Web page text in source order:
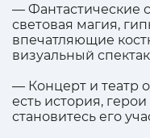
— Фантастические
световая магия,
впечатляющие
визуальный
— Концерт и театр
есть история,
становитесь его